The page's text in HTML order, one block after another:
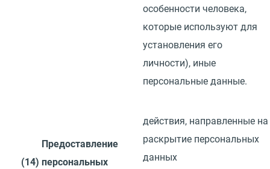
особенности человека,
которые используют для
установления его
личности), иные
персональные данные.
(14)
Предоставление
персональных
действия, направленные на
раскрытие персональных
данных